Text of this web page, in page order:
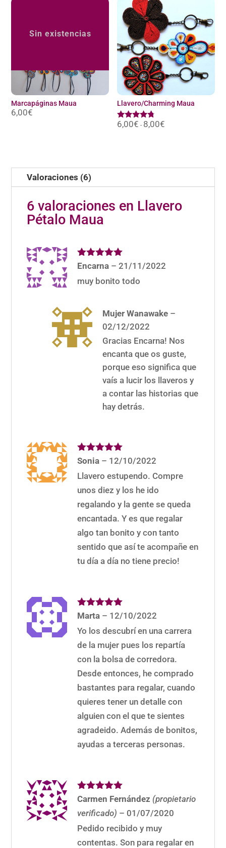
Marcapáginas Maua
6,00€
Sin existencias
Llavero/Charming Maua
Valorado
6,00€ - 8,00€
Valoraciones (6)
6 valoraciones en Llavero
Pétalo Maua
Valorado
Encarna – 21/11/2022
muy bonito todo
Mujer Wanawake –
02/12/2022
Gracias Encarna! Nos
encanta que os guste,
porque eso significa que
vaís a lucir los llaveros y
a contar las historias que
hay detrás.
Valorado
Sonia – 12/10/2022
Llavero estupendo. Compre
unos diez y los he ido
regalando y la gente se queda
encantada. Y es que regalar
algo tan bonito y con tanto
sentido que así te acompañe en
tu día a día no tiene precio!
Valorado
Marta – 12/10/2022
Yo los descubrí en una carrera
de la mujer pues los repartía
con la bolsa de corredora.
Desde entonces, he comprado
bastantes para regalar, cuando
quieres tener un detalle con
alguien con el que te sientes
agradeido. Además de bonitos,
ayudas a terceras personas.
Valorado
Carmen Fernández (propietario
verificado) – 01/07/2020
Pedido recibido y muy
contentas. Son para regalar en